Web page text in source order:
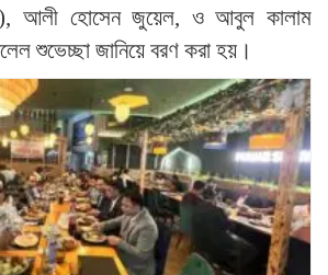
আলী হোসেন জুয়েল, ও আবুল কালাম
শুভেচ্ছা জানিয়ে বরণ করা হয়।